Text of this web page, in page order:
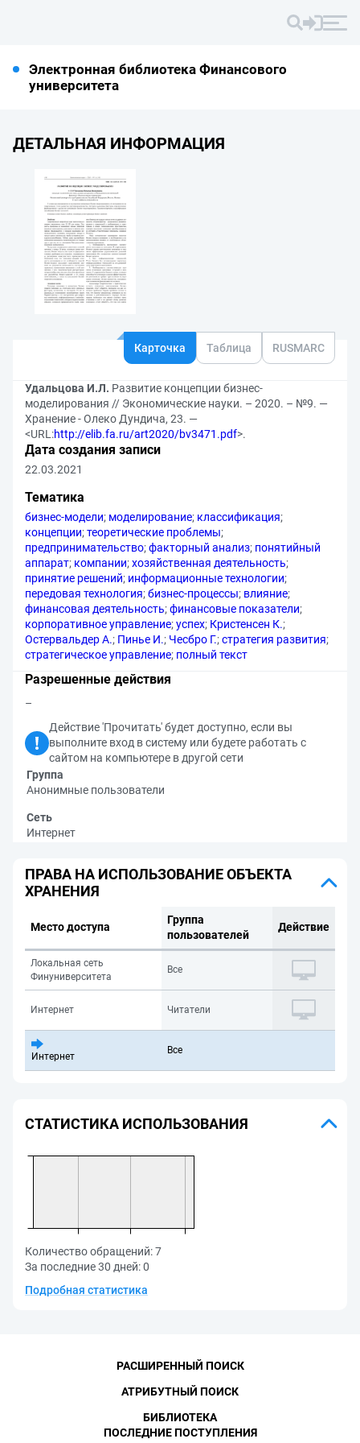
Электронная библиотека Финансового
университета
ДЕТАЛЬНАЯ ИНФОРМАЦИЯ
Карточка Таблица RUSMARC
Удальцова И.Л. Развитие концепции бизнес-
моделирования // Экономические науки. – 2020. – №9. —
Хранение - Олеко Дундича, 23. —
<URL:http://elib.fa.ru/art2020/bv3471.pdf>.
Дата создания записи
22.03.2021
Тематика
бизнес-модели; моделирование; классификация;
концепции;теоретические проблемы;
предпринимательство;факторный анализ; понятийный
аппарат; компании;хозяйственная деятельность;
принятие решений; информационные технологии;
передовая технология;бизнес-процессы; влияние;
финансовая деятельность;финансовые показатели;
корпоративное управление;успех; Кристенсен К.;
Остервальдер А.; Пинье И.; Чесбро Г.;стратегия развития;
стратегическое управление; полный текст
Разрешенные действия
–
Действие 'Прочитать' будет доступно, если вы
выполните вход в систему или будете работать с
сайтом на компьютере в другой сети
Группа
Анонимные пользователи
Сеть
Интернет
ПРАВА НА ИСПОЛЬЗОВАНИЕ ОБЪЕКТА
ХРАНЕНИЯ
Место доступа
Группа
пользователей
Действие
Локальная сеть
Финуниверситета
Все
Интернет Читатели
Интернет
Все
СТАТИСТИКА ИСПОЛЬЗОВАНИЯ
Количество обращений:7
За последние 30 дней:0
Подробная статистика
РАСШИРЕННЫЙ ПОИСК
АТРИБУТНЫЙ ПОИСК
БИБЛИОТЕКА
ПОСЛЕДНИЕ ПОСТУПЛЕНИЯ